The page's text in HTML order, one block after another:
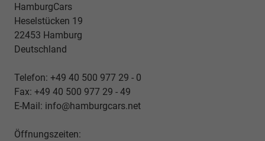
HamburgCars
Heselstücken 19
22453 Hamburg
Deutschland
Telefon: +49 40 500 977 29 - 0
Fax: +49 40 500 977 29 - 49
E-Mail: info@hamburgcars.net
Öffnungszeiten: